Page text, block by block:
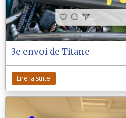
3e envoi de Titane
Lire la suite